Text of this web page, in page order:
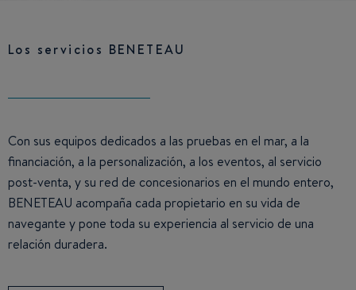
Los servicios BENETEAU
Con sus equipos dedicados a las pruebas en el mar, a la
financiación, a la personalización, a los eventos, al servicio
post-venta, y su red de concesionarios en el mundo entero,
BENETEAU acompaña cada propietario en su vida de
navegante y pone toda su experiencia al servicio de una
relación duradera.